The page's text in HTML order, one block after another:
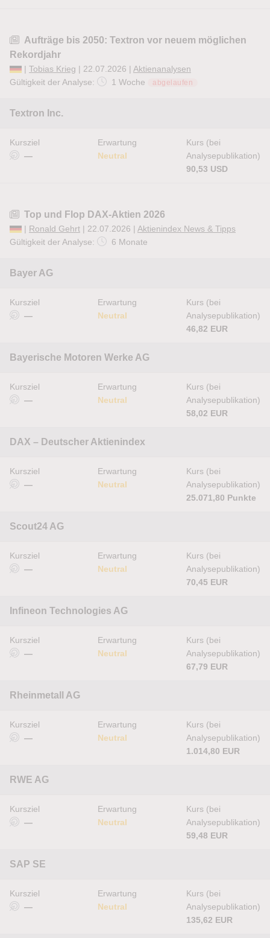
Aufträge bis 2050: Textron vor neuem möglichen
Rekordjahr
| Tobias Krieg | 22.07.2026 | Aktienanalysen
Gültigkeit der Analyse:
1 Woche abgelaufen
Textron Inc.
Kursziel
—
Erwartung
Neutral
Kurs (bei
Analysepublikation)
90,53 USD
Top und Flop DAX-Aktien 2026
| Ronald Gehrt | 22.07.2026 | Aktienindex News & Tipps
Gültigkeit der Analyse:
6 Monate
Bayer AG
Kursziel
—
Erwartung
Neutral
Kurs (bei
Analysepublikation)
46,82 EUR
Bayerische Motoren Werke AG
Kursziel
—
Erwartung
Neutral
Kurs (bei
Analysepublikation)
58,02 EUR
DAX – Deutscher Aktienindex
Kursziel
—
Erwartung
Neutral
Kurs (bei
Analysepublikation)
25.071,80 Punkte
Scout24 AG
Kursziel
—
Erwartung
Neutral
Kurs (bei
Analysepublikation)
70,45 EUR
Infineon Technologies AG
Kursziel
—
Erwartung
Neutral
Kurs (bei
Analysepublikation)
67,79 EUR
Rheinmetall AG
Kursziel
—
Erwartung
Neutral
Kurs (bei
Analysepublikation)
1.014,80 EUR
RWE AG
Kursziel
—
Erwartung
Neutral
Kurs (bei
Analysepublikation)
59,48 EUR
SAP SE
Kursziel
—
Erwartung
Neutral
Kurs (bei
Analysepublikation)
135,62 EUR